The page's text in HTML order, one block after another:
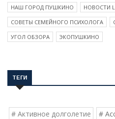
НАШ ГОРОД ПУШКИНО
НОВОСТИ
СОВЕТЫ СЕМЕЙНОГО ПСИХОЛОГА
УГОЛ ОБЗОРА
ЭКОПУШКИНО
ТЕГИ
# Активное долголетие
#